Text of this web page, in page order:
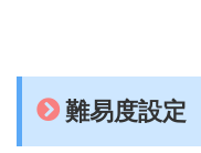
難易度設定